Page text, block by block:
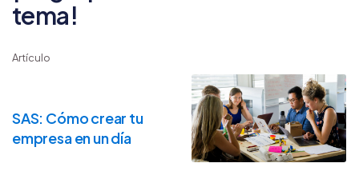
tema!
Artículo
SAS: Cómo crear tu
empresa en un día